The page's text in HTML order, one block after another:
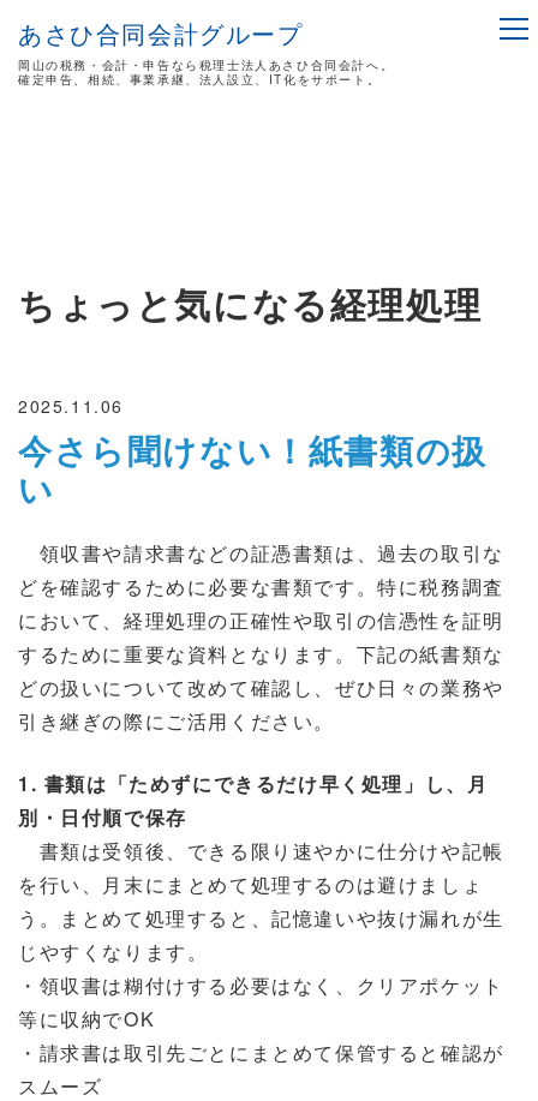
あさひ合同会計グループ
岡山の税務・会計・申告なら税理士法人あさひ合同会計へ。
確定申告、相続、事業承継、法人設立、IT化をサポート。
ちょっと気になる経理処理
2025.11.06
今さら聞けない！紙書類の扱
い
領収書や請求書などの証憑書類は、過去の取引な
どを確認するために必要な書類です。特に税務調査
において、経理処理の正確性や取引の信憑性を証明
するために重要な資料となります。下記の紙書類な
どの扱いについて改めて確認し、ぜひ日々の業務や
引き継ぎの際にご活用ください。
1. 書類は「ためずにできるだけ早く処理」し、月
別・日付順で保存
書類は受領後、できる限り速やかに仕分けや記帳
を行い、月末にまとめて処理するのは避けましょ
う。まとめて処理すると、記憶違いや抜け漏れが生
じやすくなります。
・領収書は糊付けする必要はなく、クリアポケット
等に収納でOK
・請求書は取引先ごとにまとめて保管すると確認が
スムーズ